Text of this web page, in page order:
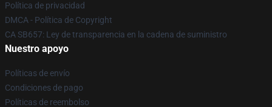
Política de privacidad
DMCA - Política de Copyright
CA SB657: Ley de transparencia en la cadena de suministro
Nuestro apoyo
Políticas de envío
Condiciones de pago
Políticas de reembolso